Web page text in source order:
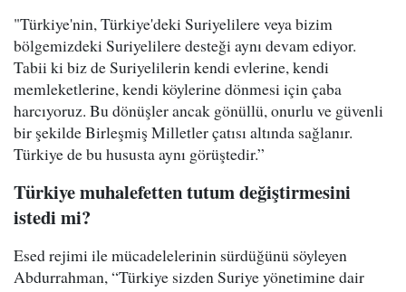
"Türkiye'nin, Türkiye'deki Suriyelilere veya bizim
bölgemizdeki Suriyelilere desteği aynı devam ediyor.
Tabii ki biz de Suriyelilerin kendi evlerine, kendi
memleketlerine, kendi köylerine dönmesi için çaba
harcıyoruz. Bu dönüşler ancak gönüllü, onurlu ve güvenli
bir şekilde Birleşmiş Milletler çatısı altında sağlanır.
Türkiye de bu hususta aynı görüştedir.”
Türkiye muhalefetten tutum değiştirmesini
istedi mi?
Esed rejimi ile mücadelelerinin sürdüğünü söyleyen
Abdurrahman, “Türkiye sizden Suriye yönetimine dair